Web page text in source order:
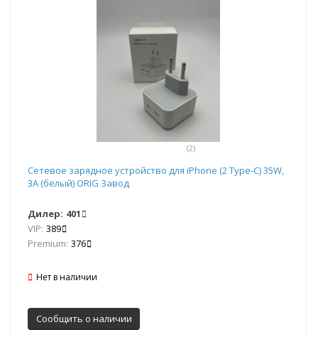
(2)
Сетевое зарядное устройство для iPhone (2 Type-C) 35W,
3A (белый) ORIG Завод
Дилер: 401
VIP: 389
Premium: 376
Нет в наличии
Сообщить о наличии